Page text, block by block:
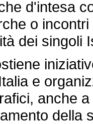
d'intesa
o
dei singoli
e
anche
della